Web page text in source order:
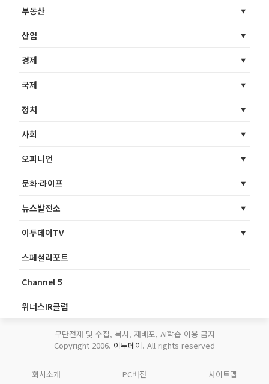
부동산
산업
경제
국제
정치
사회
오피니언
문화·라이프
뉴스발전소
이투데이TV
스페셜리포트
Channel 5
위너스IR클럽
무단전재 및 수집, 복사, 재배포, AI학습 이용 금지
Copyright 2006. 이투데이. All rights reserved
회사소개 PC버전 사이트맵